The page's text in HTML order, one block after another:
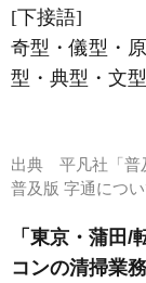
[下接語]
奇型・儀型・
型・典型・文
出典 平凡社「普
普及版 字通につ
「東京・蒲田
コンの清掃業務